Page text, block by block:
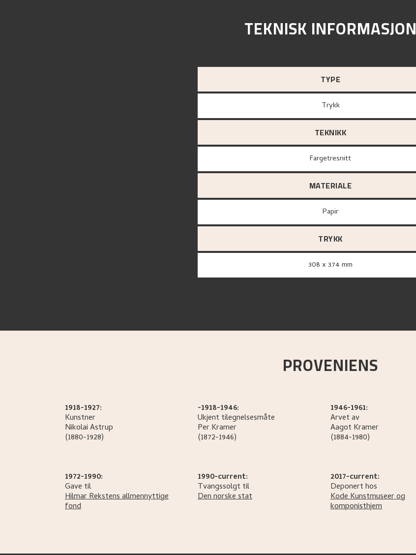
TEKNISK INFORMASJON
TYPE
Trykk
TEKNIKK
Fargetresnitt
MATERIALE
papir
TRYKK
308 x 374 mm
PROVENIENS
1918-1927:
Kunstner
NikolaiAstrup
(1880-1928)
-1918-1946:
Ukjent tilegnelsesmåte
PerKramer
(1872-1946)
1946-1961:
Arvet av
Aagot Kramer
(1884-1980)
1972-1990:
Gave til
Hilmar Rekstens allmennyttige
fond
1990-current:
Tvangssolgt til
Den norske stat
2017-current:
Deponert hos
Kode Kunstmuseer og
komponisthjem